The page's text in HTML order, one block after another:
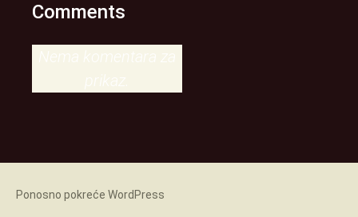
Comments
Nema komentara za
prikaz.
Ponosno pokreće WordPress